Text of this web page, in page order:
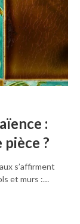
:
?
s’affirment
et murs :…